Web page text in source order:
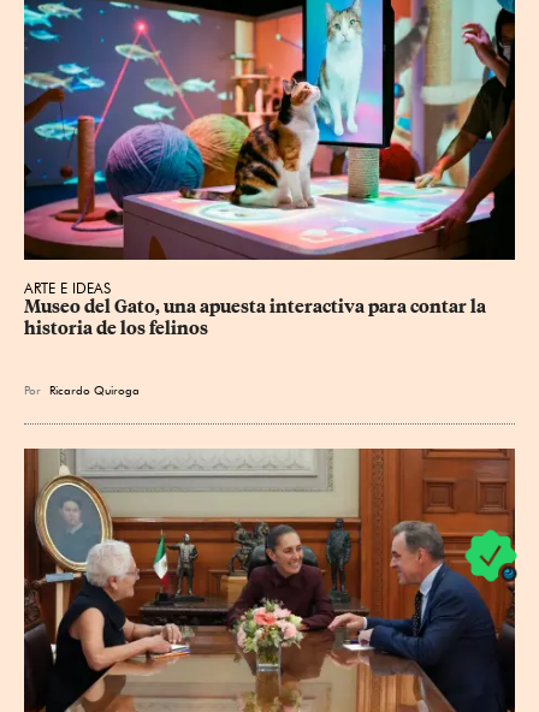
ARTE E IDEAS
Museo del Gato, una apuesta interactiva para contar la
historia de los felinos
Por Ricardo Quiroga